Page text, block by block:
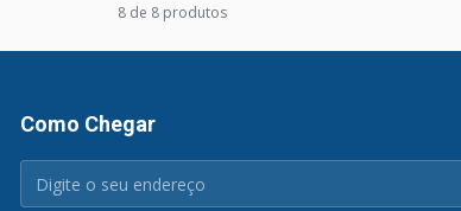
8 de 8 produtos
Como Chegar